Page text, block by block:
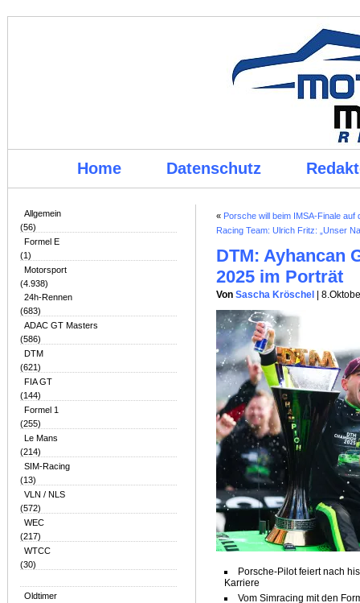
Home Datenschutz
Allgemein
(56)
Formel E
(1)
Motorsport
(4.938)
24h-Rennen
(683)
ADAC GT Masters
(586)
DTM
(621)
FIA GT
(144)
Formel 1
(255)
Le Mans
(214)
SIM-Racing
(13)
VLN / NLS
(572)
WEC
(217)
WTCC
(30)
Oldtimer
« Porsche will beim IMSA-Finale auf
Racing Team: Ulrich Fritz: „Unser
DTM: Ayhancan
2025 im Porträt
Von Sascha Kröschel |
Porsche-Pilot feiert nach
Karriere
Vom Simracing mit den